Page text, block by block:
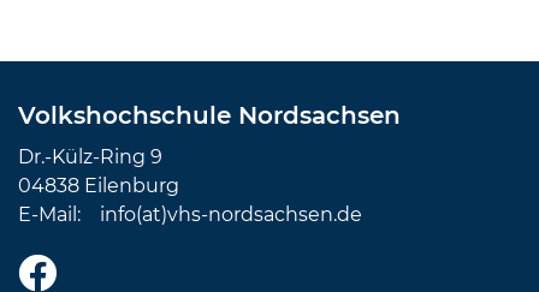
Volkshochschule Nordsachsen
Dr.-Külz-Ring 9
04838 Eilenburg
E-Mail: info(at)vhs-nordsachsen.de